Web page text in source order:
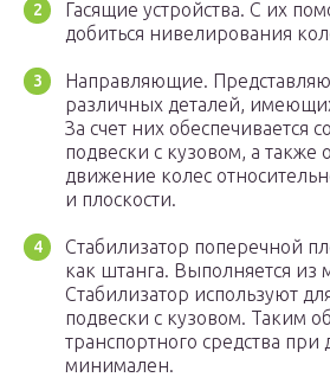
Гасящие устройства. С их
добиться нивелирования
Направляющие.
различных деталей,
За счет них обеспечивается
подвески с кузовом, а также
движение колес
и плоскости.
Стабилизатор поперечной
как штанга. Выполняется из
Стабилизатор используют
подвески с кузовом. Таким
транспортного средства
минимален.